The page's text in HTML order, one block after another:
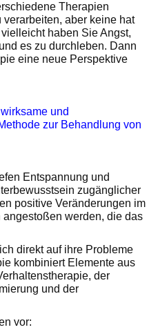
Therapien
verarbeiten, aber keine hat
haben Sie Angst,
es zu durchleben. Dann
eine neue Perspektive
und
zur Behandlung von
Entspannung und
zugänglicher
positive Veränderungen im
werden, die das
direkt auf ihre Probleme
kombiniert Elemente aus
der
und der
vor: